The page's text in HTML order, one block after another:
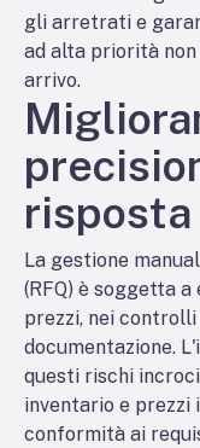
gli arretrati e
ad alta priorità
arrivo.
risposta
La gestione
(RFQ) è soggetta
prezzi, nei
documentazione.
questi rischi
inventario e prezzi
conformità ai